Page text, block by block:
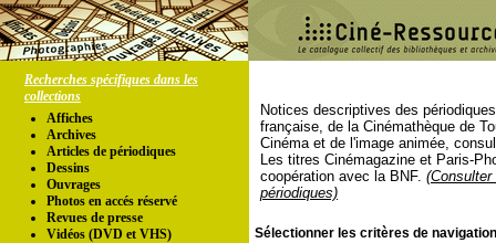
Recherches spécifiques dans les
collections
Affiches
Archives
Articles de périodiques
Dessins
Ouvrages
Photos en accés réservé
Revues de presse
Vidéos (DVD et VHS)
Notices descriptives des
française, de la Cinémathèque de
Cinéma et de l'image animée,
Les titres Cinémagazine et Paris-
coopération avec la BNF.
périodiques)
Sélectionner les critères de